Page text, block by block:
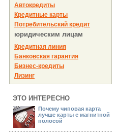
Автокредиты
Кредитные карты
Потребительский кредит
юридическим лицам
Кредитная линия
Банковская гарантия
Бизнес-кредиты
Лизинг
ЭТО ИНТЕРЕСНО
Почему чиповая карта
лучше карты с магнитной
полосой